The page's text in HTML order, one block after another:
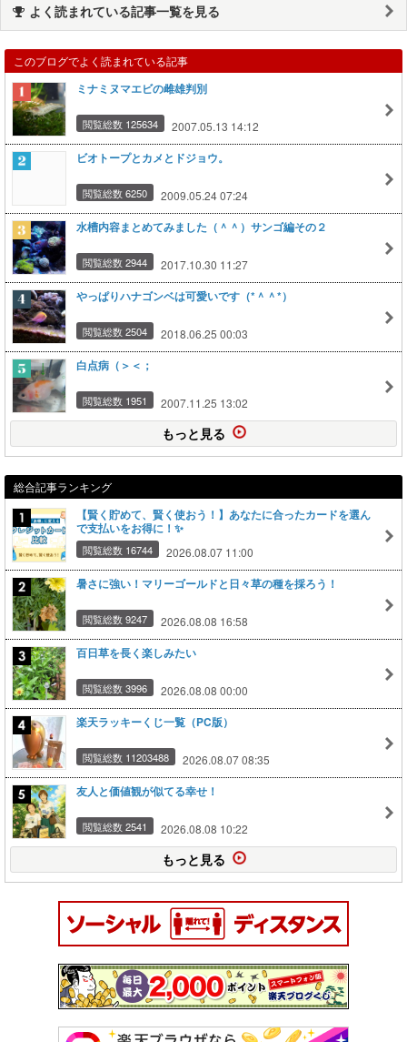
よく読まれている記事一覧を見る
このブログでよく読まれている記事
ミナミヌマエビの雌雄判別
閲覧総数 125634 2007.05.13 14:12
ビオトープとカメとドジョウ。
閲覧総数 6250 2009.05.24 07:24
水槽内容まとめてみました（＾＾）サンゴ編その２
閲覧総数 2944 2017.10.30 11:27
やっぱりハナゴンベは可愛いです（*＾＾*）
閲覧総数 2504 2018.06.25 00:03
白点病（＞＜；
閲覧総数 1951 2007.11.25 13:02
もっと見る
総合記事ランキング
【賢く貯めて、賢く使おう！】あなたに合ったカードを選ん
で支払いをお得に！✨
閲覧総数 16744 2026.08.07 11:00
暑さに強い！マリーゴールドと日々草の種を採ろう！
閲覧総数 9247 2026.08.08 16:58
百日草を長く楽しみたい
閲覧総数 3996 2026.08.08 00:00
楽天ラッキーくじ一覧（PC版）
閲覧総数 11203488 2026.08.07 08:35
友人と価値観が似てる幸せ！
閲覧総数 2541 2026.08.08 10:22
もっと見る